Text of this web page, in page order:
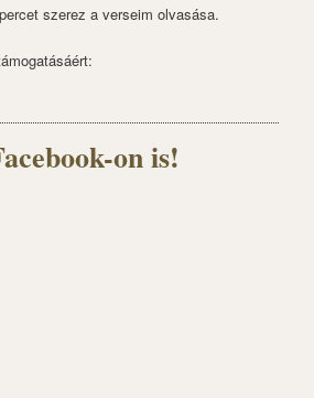
szerez a verseim olvasása.
on is!